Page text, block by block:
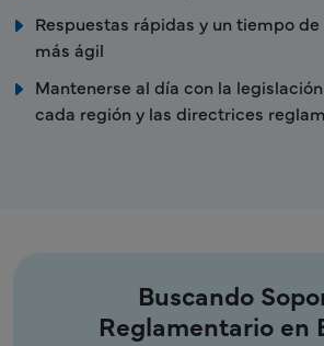
Respuestas rápidas y un tiempo
más ágil
Mantenerse al día con la
cada región y las directrices
Buscando
Reglamentario en